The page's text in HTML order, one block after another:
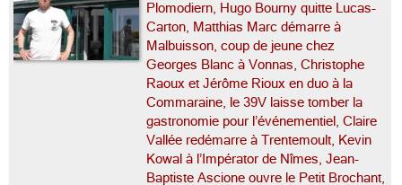
Plomodiern, Hugo Bourny quitte Lucas-
Carton, Matthias Marc démarre à
Malbuisson, coup de jeune chez
Georges Blanc à Vonnas, Christophe
Raoux et Jérôme Rioux en duo à la
Commaraine, le 39V laisse tomber la
gastronomie pour l’événementiel, Claire
Vallée redémarre à Trentemoult, Kevin
Kowal à l’Impérator de Nîmes, Jean-
Baptiste Ascione ouvre le Petit Brochant,